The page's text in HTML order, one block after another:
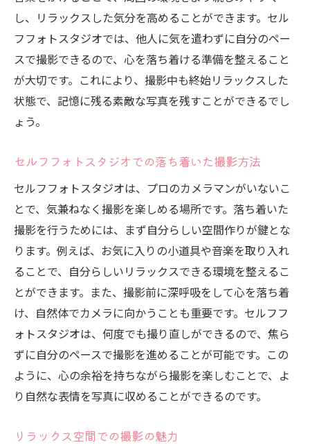
し、リラックスした気分を高めることができます。セル
フフォトスタジオでは、他人に気を遣わずに自分のペー
スで撮影できるので、心を落ち着ける準備を整えること
が大切です。これにより、撮影中も終始リラックスした
状態で、記憶に残る素敵な写真を残すことができるでし
ょう。
セルフフォトスタジオでの落ち着いた撮影方法
セルフフォトスタジオは、プロのカメラマンがいないこ
とで、気兼ねなく撮影を楽しめる場所です。落ち着いた
撮影を行うためには、まず自分らしい空間作りが鍵とな
ります。例えば、お気に入りの小道具や音楽を取り入れ
ることで、自分らしいリラックスできる環境を整えるこ
とができます。また、撮影前に深呼吸をして心を落ち着
け、自然体でカメラに向かうことも重要です。セルフフ
ォトスタジオは、何度でも撮り直しができるので、焦ら
ずに自分のペースで撮影を進めることが可能です。この
ように、心の余裕を持ちながら撮影を楽しむことで、よ
り自然な表情を写真に収めることができるのです。
リラックス空間での撮影の魅力